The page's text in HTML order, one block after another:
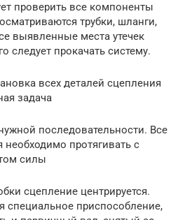
проверить все компоненты
трубки, шланги,
выявленные места утечек
следует прокачать систему.
всех деталей сцепления
задача
последовательности. Все
протягивать с
силы
сцепление центрируется.
специальное приспособление,